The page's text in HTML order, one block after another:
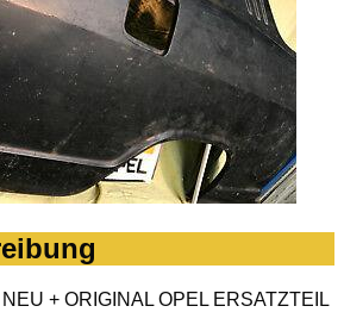
+ ORIGINAL OPEL ERSATZTEIL